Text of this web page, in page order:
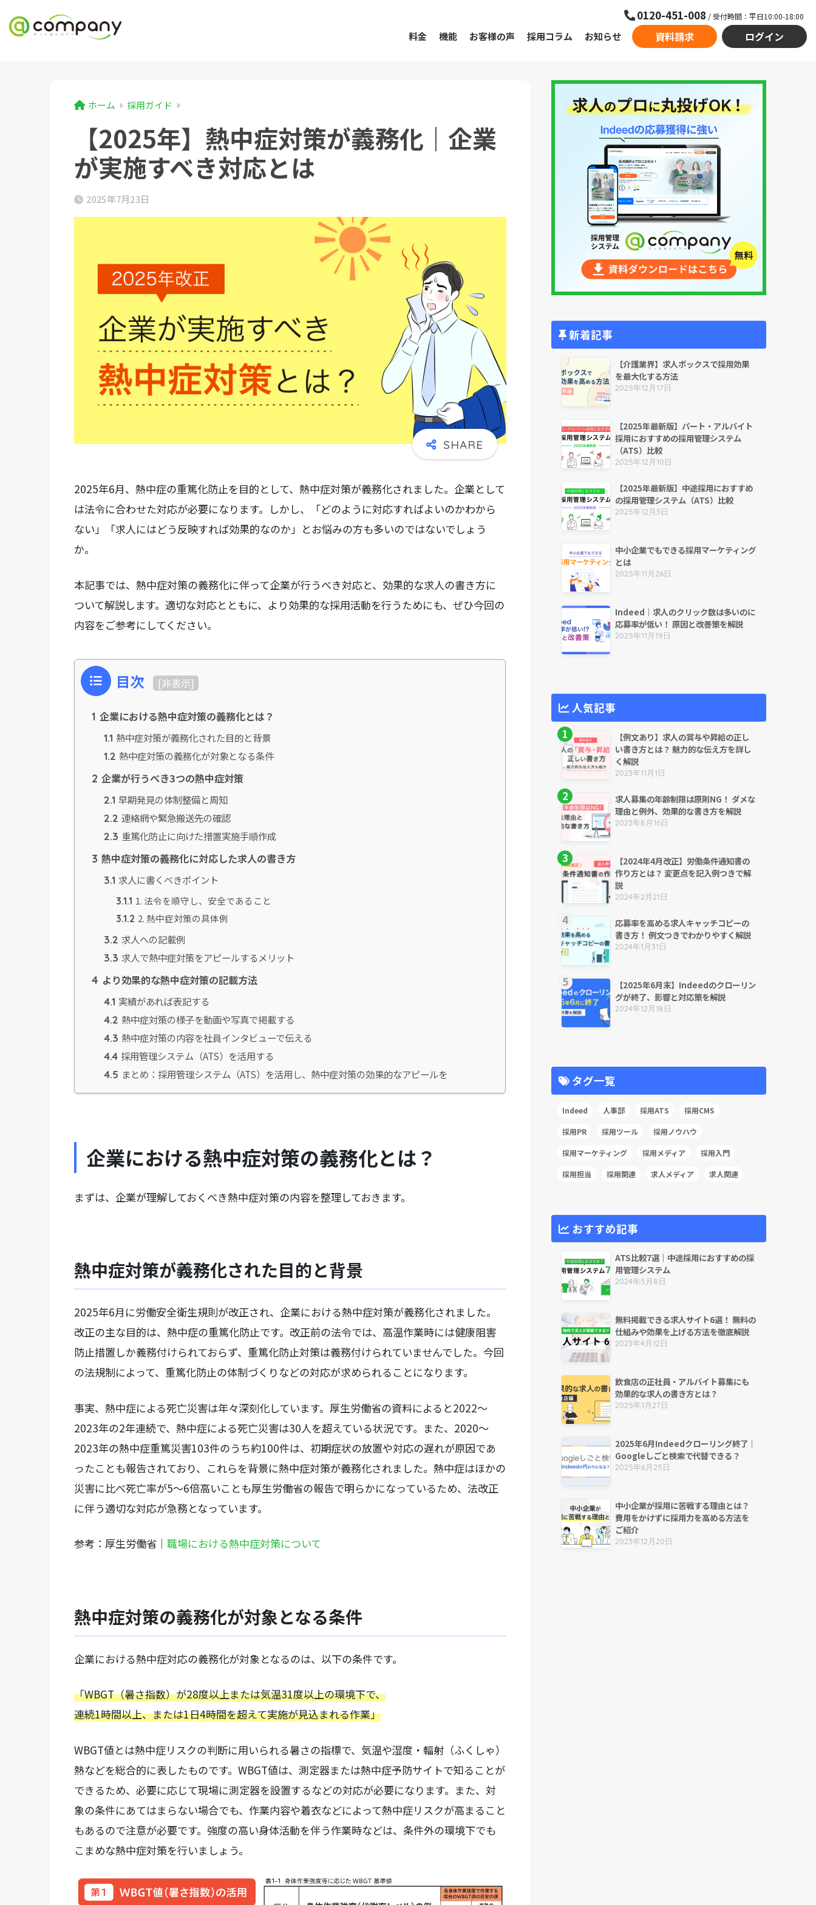
料金 機能 お客様の声 採用コラム お知らせ 資料請求 ログイン
0120-451-008 / 受付時間：平日10:00-18:00
ホーム 採用ガイド
【2025年】熱中症対策が義務化｜企業
が実施すべき対応とは
2025年7月23日
2025年6月、熱中症の重篤化防止を目的として、熱中症対策が義務化されました。企業として
は法令に合わせた対応が必要になります。しかし、「どのように対応すればよいのかわから
ない」「求人にはどう反映すれば効果的なのか」とお悩みの方も多いのではないでしょう
か。
本記事では、熱中症対策の義務化に伴って企業が行うべき対応と、効果的な求人の書き方に
ついて解説します。適切な対応とともに、より効果的な採用活動を行うためにも、ぜひ今回の
内容をご参考にしてください。
目次 [非表示]
1 企業における熱中症対策の義務化とは？
1.1 熱中症対策が義務化された目的と背景
1.2 熱中症対策の義務化が対象となる条件
2 企業が行うべき3つの熱中症対策
2.1 早期発見の体制整備と周知
2.2 連絡網や緊急搬送先の確認
2.3 重篤化防止に向けた措置実施手順作成
3 熱中症対策の義務化に対応した求人の書き方
3.1 求人に書くべきポイント
3.1.1 1. 法令を順守し、安全であること
3.1.2 2. 熱中症対策の具体例
3.2 求人への記載例
3.3 求人で熱中症対策をアピールするメリット
4 より効果的な熱中症対策の記載方法
4.1 実績があれば表記する
4.2 熱中症対策の様子を動画や写真で掲載する
4.3 熱中症対策の内容を社員インタビューで伝える
4.4 採用管理システム（ATS）を活用する
4.5 まとめ：採用管理システム（ATS）を活用し、熱中症対策の効果的なアピールを
企業における熱中症対策の義務化とは？
まずは、企業が理解しておくべき熱中症対策の内容を整理しておきます。
熱中症対策が義務化された目的と背景
2025年6月に労働安全衛生規則が改正され、企業における熱中症対策が義務化されました。
改正の主な目的は、熱中症の重篤化防止です。改正前の法令では、高温作業時には健康阻害
防止措置しか義務付けられておらず、重篤化防止対策は義務付けられていませんでした。今回
の法規制によって、重篤化防止の体制づくりなどの対応が求められることになります。
事実、熱中症による死亡災害は年々深刻化しています。厚生労働省の資料によると2022～
2023年の2年連続で、熱中症による死亡災害は30人を超えている状況です。また、2020〜
2023年の熱中症重篤災害103件のうち約100件は、初期症状の放置や対応の遅れが原因であ
ったことも報告されており、これらを背景に熱中症対策が義務化されました。熱中症はほかの
災害に比べ死亡率が5〜6倍高いことも厚生労働省の報告で明らかになっているため、法改正
に伴う適切な対応が急務となっています。
参考：厚生労働省｜ 職場における熱中症対策について
熱中症対策の義務化が対象となる条件
企業における熱中症対応の義務化が対象となるのは、以下の条件です。
「WBGT（暑さ指数）が28度以上または気温31度以上の環境下で、
連続1時間以上、または1日4時間を超えて実施が見込まれる作業」
WBGT値とは熱中症リスクの判断に用いられる暑さの指標で、気温や湿度・輻射（ふくしゃ）
熱などを総合的に表したものです。WBGT値は、測定器または熱中症予防サイトで知ることが
できるため、必要に応じて現場に測定器を設置するなどの対応が必要になります。また、対
象の条件にあてはまらない場合でも、作業内容や着衣などによって熱中症リスクが高まること
もあるので注意が必要です。強度の高い身体活動を伴う作業時などは、条件外の環境下でも
こまめな熱中症対策を行いましょう。
新着記事
【介護業界】求人ボックスで採用効果
を最大化する方法
2025年12月17日
【2025年最新版】パート・アルバイト
採用におすすめの採用管理システム
（ATS）比較
2025年12月10日
【2025年最新版】中途採用におすすめ
の採用管理システム（ATS）比較
2025年12月3日
中小企業でもできる採用マーケティング
とは
2025年11月26日
Indeed｜求人のクリック数は多いのに
応募率が低い！ 原因と改善策を解説
2025年11月19日
人気記事
【例文あり】求人の賞与や昇給の正し
い書き方とは？ 魅力的な伝え方を詳し
く解説
2023年11月1日
求人募集の年齢制限は原則NG！ ダメな
理由と例外、効果的な書き方を解説
2023年8月16日
【2024年4月改正】労働条件通知書の
作り方とは？ 変更点を記入例つきで解
説
2024年2月21日
応募率を高める求人キャッチコピーの
書き方！ 例文つきでわかりやすく解説
2024年1月31日
【2025年6月末】Indeedのクローリン
グが終了、影響と対応策を解説
2024年12月18日
タグ一覧
Indeed 人事部 採用ATS 採用CMS
採用PR 採用ツール 採用ノウハウ
採用マーケティング 採用メディア 採用入門
採用担当 採用関連 求人メディア 求人関連
おすすめ記事
ATS比較7選｜中途採用におすすめの採
用管理システム
2024年5月8日
無料掲載できる求人サイト6選！ 無料の
仕組みや効果を上げる方法を徹底解説
2023年4月12日
飲食店の正社員・アルバイト募集にも
効果的な求人の書き方とは？
2025年1月27日
2025年6月Indeedクローリング終了｜
Googleしごと検索で代替できる？
2025年6月25日
中小企業が採用に苦戦する理由とは？
費用をかけずに採用力を高める方法を
ご紹介
2023年12月20日